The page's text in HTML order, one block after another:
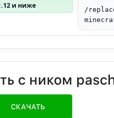
и ниже
/
с ником
СКАЧАТЬ